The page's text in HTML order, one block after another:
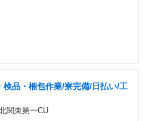
検品・梱包作業/寮完備/日払い/工
関東第一CU